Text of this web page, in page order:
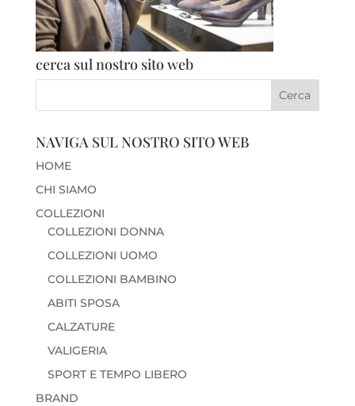
cerca sul nostro sito web
NAVIGA SUL NOSTRO SITO WEB
HOME
CHI SIAMO
COLLEZIONI
COLLEZIONI DONNA
COLLEZIONI UOMO
COLLEZIONI BAMBINO
ABITI SPOSA
CALZATURE
VALIGERIA
SPORT E TEMPO LIBERO
BRAND